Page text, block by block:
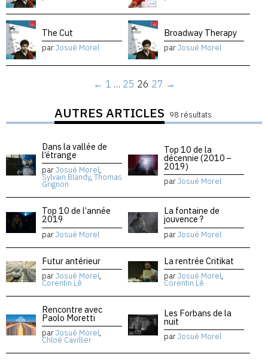
The Cut
parJosué Morel
Broadway Therapy
parJosué Morel
← 1 … 25 26 27 →
AUTRES ARTICLES 98 résultats
Dans la vallée de
l’étrange
parJosué Morel,
Sylvain Blandy, Thomas
Grignon
Top 10 de la
décennie (2010 –
2019)
parJosué Morel
Top 10 de l’année
2019
parJosué Morel
La fontaine de
jouvence ?
parJosué Morel
Futur antérieur
parJosué Morel,
Corentin Lê
La rentrée Critikat
parJosué Morel,
Corentin Lê
Rencontre avec
Paolo Moretti
parJosué Morel,
Chloé Cavillier
Les Forbans de la
nuit
parJosué Morel